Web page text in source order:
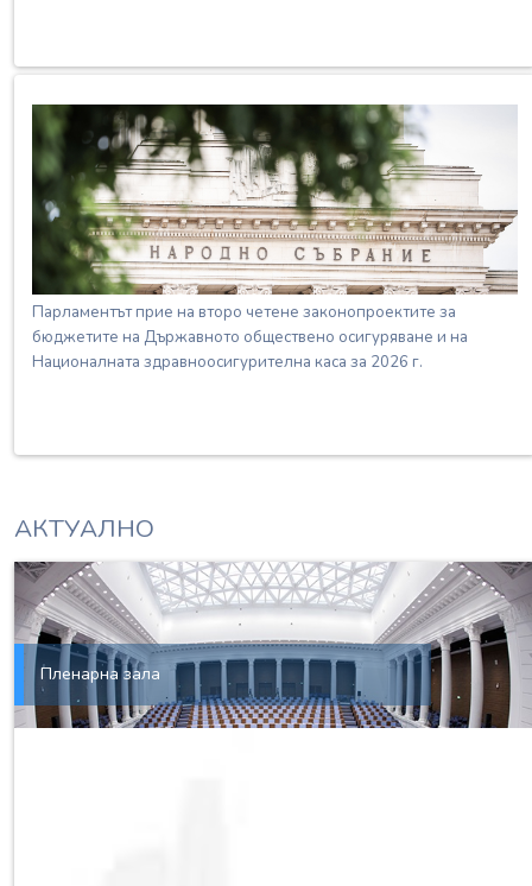
Парламентът прие на второ четене законопроектите за
бюджетите на Държавното обществено осигуряване и на
Националната здравноосигурителна каса за 2026 г.
АКТУАЛНО
Пленарна зала